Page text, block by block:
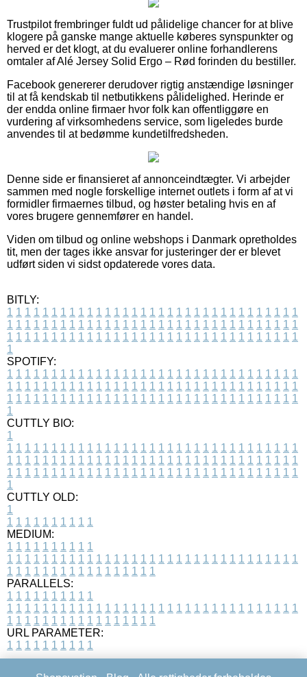
Trustpilot frembringer fuldt ud pålidelige chancer for at blive
klogere på ganske mange aktuelle køberes synspunkter og
herved er det klogt, at du evaluerer online forhandlerens
omtaler af Alé Jersey Solid Ergo – Rød forinden du bestiller.
Facebook genererer derudover rigtig anstændige løsninger
til at få kendskab til netbutikkens pålidelighed. Herinde er
der endda online firmaer hvor folk kan offentliggøre en
vurdering af virksomhedens service, som ligeledes burde
anvendes til at bedømme kundetilfredsheden.
Denne side er finansieret af annonceindtægter. Vi arbejder
sammen med nogle forskellige internet outlets i form af at vi
formidler firmaernes tilbud, og høster betaling hvis en af
vores brugere gennemfører en handel.
Viden om tilbud og online webshops i Danmark opretholdes
tit, men der tages ikke ansvar for justeringer der er blevet
udført siden vi sidst opdaterede vores data.
BITLY:
1 1 1 1 1 1 1 1 1 1 1 1 1 1 1 1 1 1 1 1 1 1 1 1 1 1 1 1 1 1 1 1 1
1 1 1 1 1 1 1 1 1 1 1 1 1 1 1 1 1 1 1 1 1 1 1 1 1 1 1 1 1 1 1 1 1
1 1 1 1 1 1 1 1 1 1 1 1 1 1 1 1 1 1 1 1 1 1 1 1 1 1 1 1 1 1 1 1 1
1
SPOTIFY:
1 1 1 1 1 1 1 1 1 1 1 1 1 1 1 1 1 1 1 1 1 1 1 1 1 1 1 1 1 1 1 1 1
1 1 1 1 1 1 1 1 1 1 1 1 1 1 1 1 1 1 1 1 1 1 1 1 1 1 1 1 1 1 1 1 1
1 1 1 1 1 1 1 1 1 1 1 1 1 1 1 1 1 1 1 1 1 1 1 1 1 1 1 1 1 1 1 1 1
1
CUTTLY BIO:
1
1 1 1 1 1 1 1 1 1 1 1 1 1 1 1 1 1 1 1 1 1 1 1 1 1 1 1 1 1 1 1 1 1
1 1 1 1 1 1 1 1 1 1 1 1 1 1 1 1 1 1 1 1 1 1 1 1 1 1 1 1 1 1 1 1 1
1 1 1 1 1 1 1 1 1 1 1 1 1 1 1 1 1 1 1 1 1 1 1 1 1 1 1 1 1 1 1 1 1
1
CUTTLY OLD:
1
1 1 1 1 1 1 1 1 1 1
MEDIUM:
1 1 1 1 1 1 1 1 1 1
1 1 1 1 1 1 1 1 1 1 1 1 1 1 1 1 1 1 1 1 1 1 1 1 1 1 1 1 1 1 1 1 1
1 1 1 1 1 1 1 1 1 1 1 1 1 1 1 1 1
PARALLELS:
1 1 1 1 1 1 1 1 1 1
1 1 1 1 1 1 1 1 1 1 1 1 1 1 1 1 1 1 1 1 1 1 1 1 1 1 1 1 1 1 1 1 1
1 1 1 1 1 1 1 1 1 1 1 1 1 1 1 1 1
URL PARAMETER:
1 1 1 1 1 1 1 1 1 1